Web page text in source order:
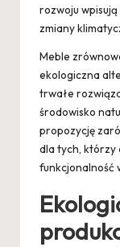
rozwoju
zmiany
Meble
ekologiczna
trwałe
środowisko
propozycję
dla tych, którzy
funkcjonalność